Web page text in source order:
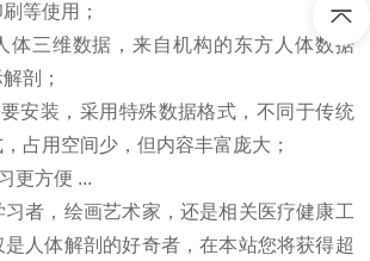
等使用；
体三维数据，来自机构的东方人体数据
剖；
安装，采用特殊数据格式，不同于传统
占用空间少，但内容丰富庞大；
更方便 ...
者，绘画艺术家，还是相关医疗健康工
人体解剖的好奇者，在本站您将获得超